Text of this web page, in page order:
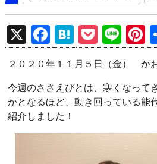
X
F
a
ce
b
o
o
H
at
e
n
a
P
o
ck
et
Li
n
e
t
２０２０年１１月５日（金） か
今週のささえびとは、寒くなって
かとなるほど、動き回っている能
紹介しました！